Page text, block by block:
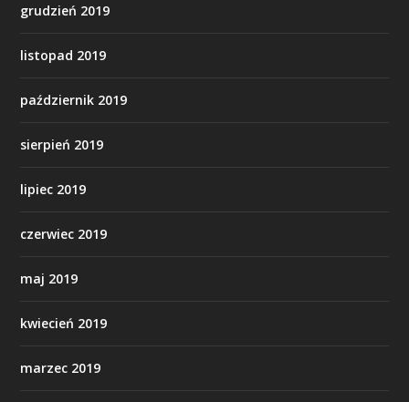
grudzień 2019
listopad 2019
październik 2019
sierpień 2019
lipiec 2019
czerwiec 2019
maj 2019
kwiecień 2019
marzec 2019